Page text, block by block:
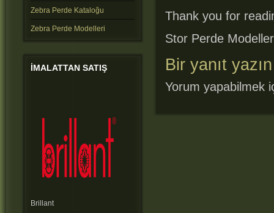
Thank you for
Stor Perde
Bir yanıt yazın
Yorum yapabilmek
Zebra Perde Kataloğu
Zebra Perde Modelleri
IMALATTAN SATIŞ
Brillant